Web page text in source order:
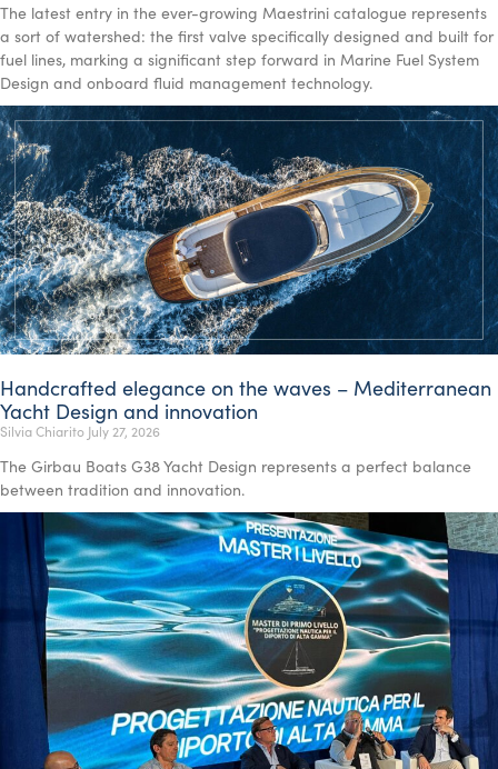
The latest entry in the ever-growing Maestrini catalogue represents
a sort of watershed: the first valve specifically designed and built for
fuel lines, marking a significant step forward in Marine Fuel System
Design and onboard fluid management technology.
Handcrafted elegance on the waves – Mediterranean
Yacht Design and innovation
Silvia Chiarito July 27, 2026
The Girbau Boats G38 Yacht Design represents a perfect balance
between tradition and innovation.